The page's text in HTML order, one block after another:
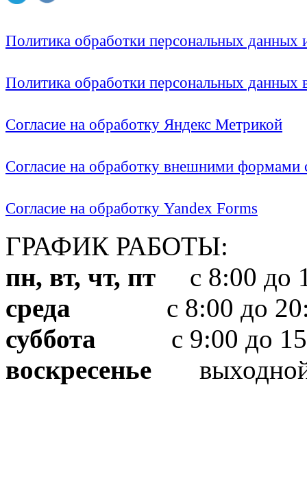
Политика обработки персональных
Политика обработки персональных
Согласие на обработку Яндекс Метрикой
Согласие на обработку внешними формами
Согласие на обработку Yandex Forms
ГРАФИК РАБОТЫ:
пн, вт, чт, пт с 8:00 до
среда с 8:00 до
суббота с 9:00 до
воскресенье